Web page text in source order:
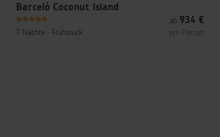
Barceló Coconut Island
5
7 Nächte ∙ Frühstück
ab 934 €
pro Person